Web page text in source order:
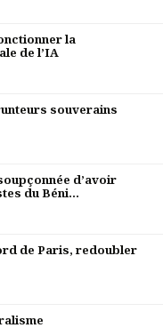
la
de l’IA
souverains
d’avoir
du Béni...
de Paris, redoubler